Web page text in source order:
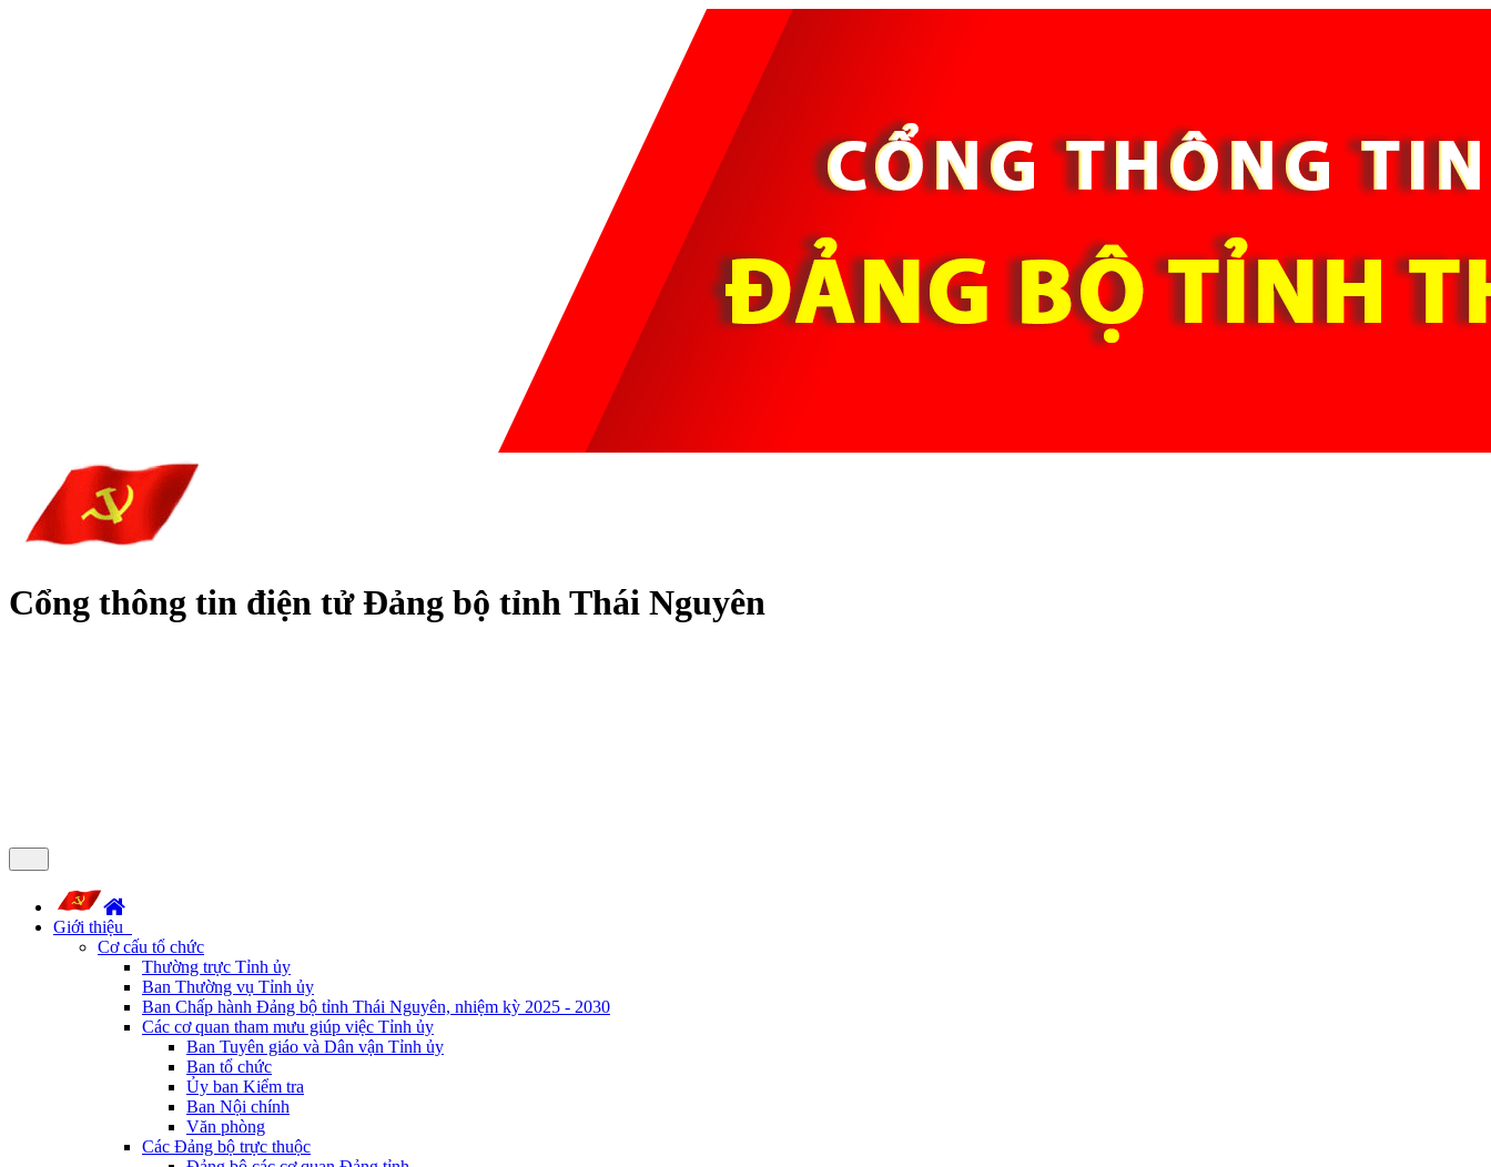
Cổng thông tin điện tử Đảng bộ tỉnh Thái Nguyên
Giới thiệu
Cơ cấu tổ chức
Thường trực Tỉnh ủy
Ban Thường vụ Tỉnh ủy
Ban Chấp hành Đảng bộ tỉnh Thái Nguyên, nhiệm kỳ 2025 - 2030
Các cơ quan tham mưu giúp việc Tỉnh ủy
Ban Tuyên giáo và Dân vận Tỉnh ủy
Ban tổ chức
Ủy ban Kiểm tra
Ban Nội chính
Văn phòng
Các Đảng bộ trực thuộc